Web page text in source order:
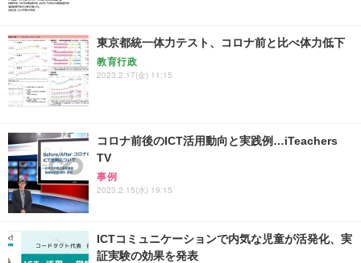
東京都統一体力テスト、コロナ前と比べ体力低下
教育行政
2023.2.17(金) 11:15
コロナ前後のICT活用動向と実践例…iTeachers
TV
事例
2023.2.15(水) 19:15
ICTコミュニケーションで内気な児童が活発化、実
証実験の効果を発表